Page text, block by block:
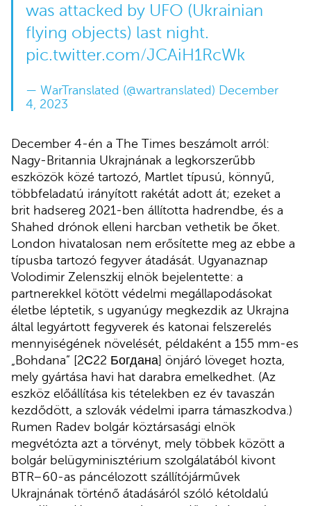
was attacked by UFO (Ukrainian
flying objects) last night.
pic.twitter.com/JCAiH1RcWk
— WarTranslated (@wartranslated) December
4, 2023
December 4-én a The Times beszámolt arról:
Nagy-Britannia Ukrajnának a legkorszerűbb
eszközök közé tartozó, Martlet típusú, könnyű,
többfeladatú irányított rakétát adott át; ezeket a
brit hadsereg 2021-ben állította hadrendbe, és a
Shahed drónok elleni harcban vethetik be őket.
London hivatalosan nem erősítette meg az ebbe a
típusba tartozó fegyver átadását. Ugyanaznap
Volodimir Zelenszkij elnök bejelentette: a
partnerekkel kötött védelmi megállapodásokat
életbe léptetik, s ugyanúgy megkezdik az Ukrajna
által legyártott fegyverek és katonai felszerelés
mennyiségének növelését, példaként a 155 mm-es
„Bohdana” [2С22 Богдана] önjáró löveget hozta,
mely gyártása havi hat darabra emelkedhet. (Az
eszköz előállítása kis tételekben ez év tavaszán
kezdődött, a szlovák védelmi iparra támaszkodva.)
Rumen Radev bolgár köztársasági elnök
megvétózta azt a törvényt, mely többek között a
bolgár belügyminisztérium szolgálatából kivont
BTR–60-as páncélozott szállítójárművek
Ukrajnának történő átadásáról szóló kétoldalú